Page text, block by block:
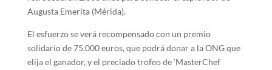
Augusta Emerita (Mérida).
El esfuerzo se verá recompensado con un premio
solidario de 75.000 euros, que podrá donar a la ONG que
elija el ganador, y el preciado trofeo de ‘MasterChef